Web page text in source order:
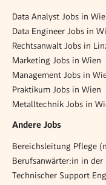
Data Analyst Jobs in
Data Engineer Jobs in
Rechtsanwalt Jobs in
Marketing Jobs in Wien
Management Jobs in
Praktikum Jobs in Wien
Metalltechnik Jobs in
Andere Jobs
Bereichsleitung Pflege
Berufsanwärter:in in
Technischer Support